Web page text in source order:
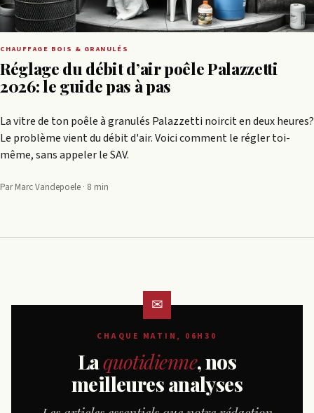
CHAUFFAGE BOIS & GRANULÉS
Réglage du débit d’air poêle Palazzetti
2026: le guide pas à pas
La vitre de ton poêle à granulés Palazzetti noircit en deux heures?
Le problème vient du débit d'air. Voici comment le régler toi-
même, sans appeler le SAV.
Par Marc Vandepoele · 8 min
CHAQUE MATIN, 06H30
Laquotidienne, nos
meilleures analyses